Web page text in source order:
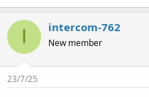
I intercom-762
New member
23/7/25